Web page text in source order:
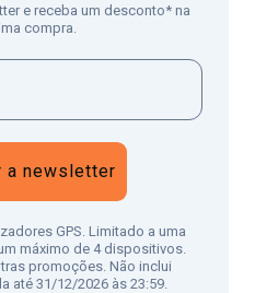
e receba um desconto* na
compra.
a newsletter
GPS. Limitado a uma
máximo de 4 dispositivos.
promoções. Não inclui
até 31/12/2026 às 23:59.